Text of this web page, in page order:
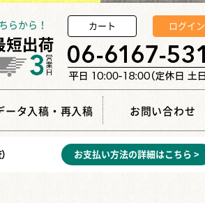
らから！ カート ログイン
ータ入稿・再入稿 お問い合わせ
お支払い方法の詳細はこちら >